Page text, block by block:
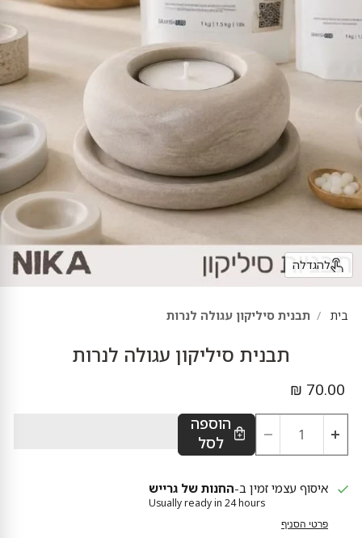
להגדלה
בית תבנית סיליקון עגולה לנרות
תבנית סיליקון עגולה לנרות
מחיר נוכחי
70.00 ₪
הוספה
לסל
איסוף עצמי זמין ב-החנות של גרייש
Usually ready in 24 hours
פרטי הסניף